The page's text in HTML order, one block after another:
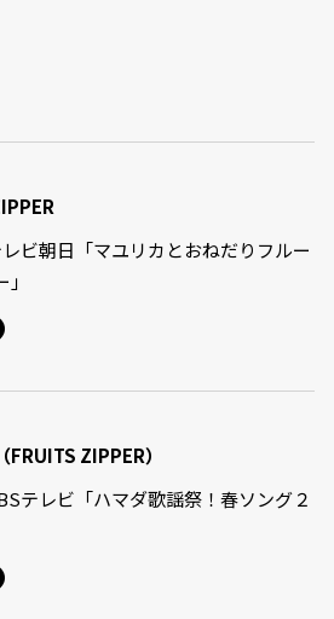
レビ朝日「マユリカとおねだりフルー
ZIPPER）
テレビ「ハマダ歌謡祭！春ソング２